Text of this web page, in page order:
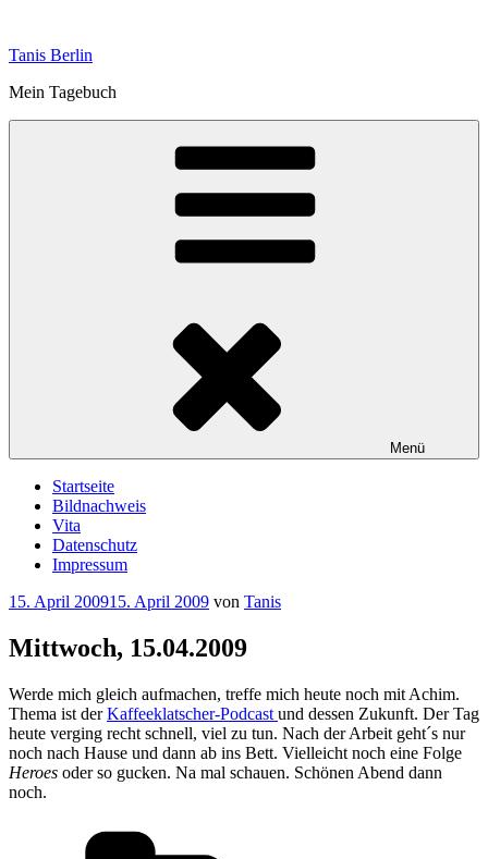
springen
Tanis Berlin
Mein Tagebuch
Menü
Startseite
Bildnachweis
Vita
Datenschutz
Impressum
Veröffentlicht
15. April 200915. April 2009 von Tanis
Mittwoch, 15.04.2009
Werde mich gleich aufmachen, treffe mich heute noch mit Achim.
Thema ist derKaffeeklatscher-Podcast und dessen Zukunft. Der Tag
heute verging recht schnell, viel zu tun. Nach der Arbeit geht´s nur
noch nach Hause und dann ab ins Bett. Vielleicht noch eine Folge
Heroes oder so gucken. Na mal schauen. Schönen Abend dann
noch.